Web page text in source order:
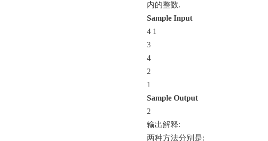
内的整数.
Sample Input
4 1
3
4
2
1
Sample Output
2
输出解释:
两种方法分别是: